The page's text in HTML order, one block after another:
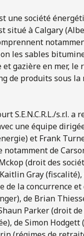
une société
situé à Calgary
les sables
gazière en mer, le
de produits sous la
S.E.N.C.R.L./s.r.l. a
une équipe
et Frank
notamment de
(droit des
Gray (fiscalité),
de la concurrence et
de Brian
Parker (droit
de Simon Hodgett